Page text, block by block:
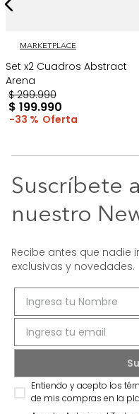
MARKETPLACE
Set x2 Cuadros Abstract
Arena
$ 299.990
$ 199.990
33 %
Suscríbete a
nuestro
Recibe antes que nadie
exclusivas y novedades.
Entiendo y acepto los
de mis compras en la